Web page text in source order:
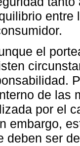
el
de las
por el
embargo,
deben ser